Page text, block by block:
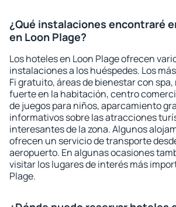
¿Qué instalaciones encontraré
en Loon Plage?
Los hoteles en Loon Plage ofrecen
instalaciones a los huéspedes. Los
Fi gratuito, áreas de bienestar con
fuerte en la habitación, centro
de juegos para niños, aparcamiento
informativos sobre las atracciones
interesantes de la zona. Algunos
ofrecen un servicio de transporte
aeropuerto. En algunas ocasiones
visitar los lugares de interés más
Plage.